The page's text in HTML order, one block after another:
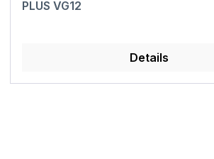
PLUS VG12
Details